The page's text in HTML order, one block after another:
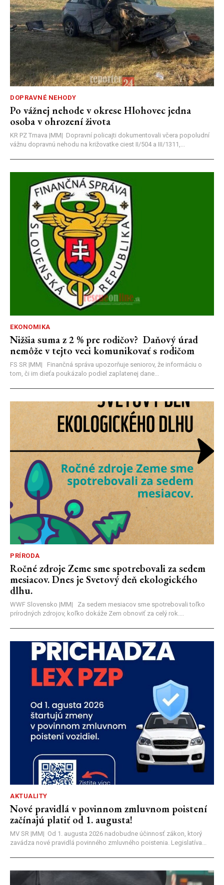
DOPRAVNÉ NEHODY
Po vážnej nehode v okrese Hlohovec jedna
osoba v ohrození života
KR PZ Trnava |MM| Dopravní policajti dokumentovali včera popoludní
vážnu dopravnú nehodu na križovatke ciest II/504 a III/1311,...
EKONOMIKA
Nižšia suma z 2 % pre rodičov? Daňový úrad
nemôže v tejto veci komunikovať s rodičom
FS SR |MM| Finančná správa upozorňuje seniorov, že informáciu o
tom, či im dieťa poukázalo podiel zaplatenej dane...
PRÍRODA
Ročné zdroje Zeme sme spotrebovali za sedem
mesiacov. Dnes je Svetový deň ekologického
dlhu.
WWF Slovensko |MM| Za sedem mesiacov sme spotrebovali toľko
prírodných zdrojov, koľko dokáže Zem obnoviť za celý rok....
AKTUALITY
Nové pravidlá v povinnom zmluvnom poistení
začínajú platiť od 1. augusta!
MV SR |MM| Od 1. augusta 2026 nadobudne účinnosť zákon, ktorý
zavádza nové pravidlá povinného zmluvného poistenia. Legislatíva...